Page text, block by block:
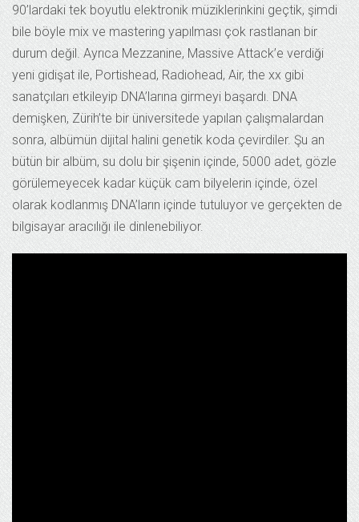
90’lardaki tek boyutlu elektronik müziklerinkini geçtik, şimdi
bile böyle mix ve mastering yapılması çok rastlanan bir
durum değil. Ayrıca Mezzanine, Massive Attack’e verdiği
yeni gidişat ile, Portishead, Radiohead, Air, the xx gibi
sanatçıları etkileyip DNA’larına girmeyi başardı. DNA
demişken, Zürih’te bir üniversitede yapılan çalışmalardan
sonra, albümün dijital halini genetik koda çevirdiler. Şu an
bütün bir albüm, su dolu bir şişenin içinde, 5000 adet, gözle
görülemeyecek kadar küçük cam bilyelerin içinde, özel
olarak kodlanmış DNA’ların içinde tutuluyor ve gerçekten de
bilgisayar aracılığı ile dinlenebiliyor.